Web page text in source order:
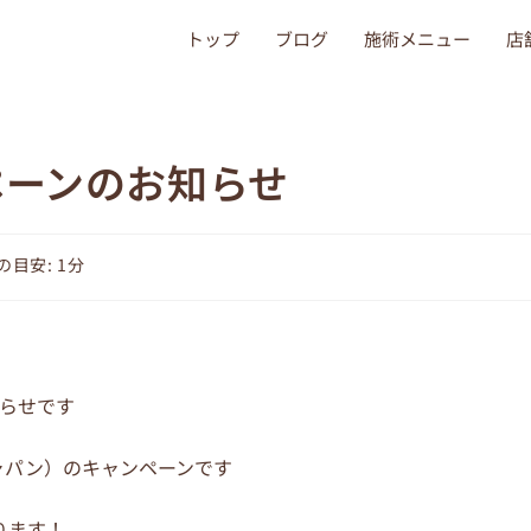
トップ ブログ 施術メニュー 店
ンのお知らせ
目安: 1分
せです
ン）のキャンペーンです